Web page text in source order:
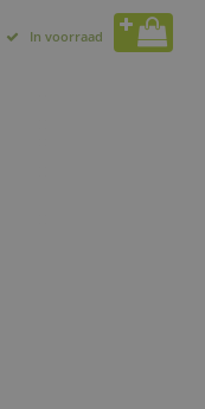
In voorraad